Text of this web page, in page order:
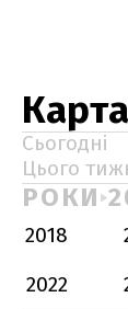
Сьогодні
Цього
РОКИ
2018
2022